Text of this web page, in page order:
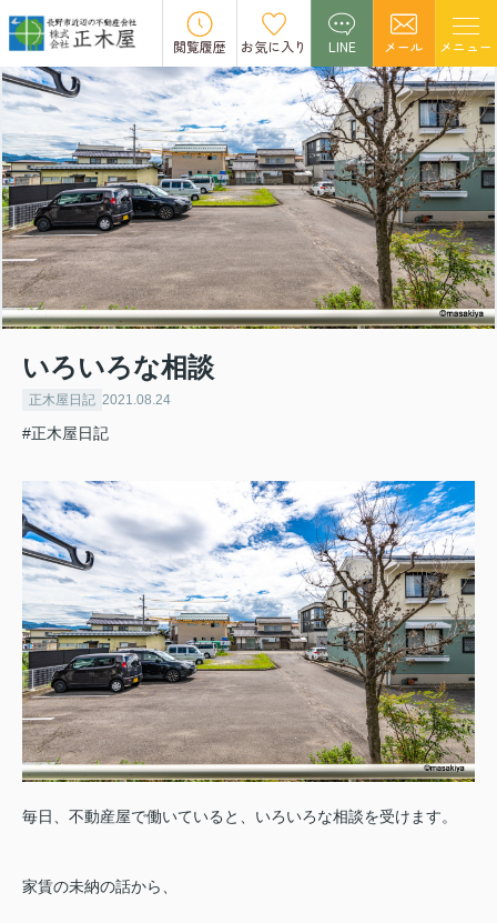
閲覧履歴 お気に入り LINE メール メニュー
いろいろな相談
正木屋日記 2021.08.24
#正木屋日記
毎日、不動産屋で働いていると、いろいろな相談を受けます。
家賃の未納の話から、